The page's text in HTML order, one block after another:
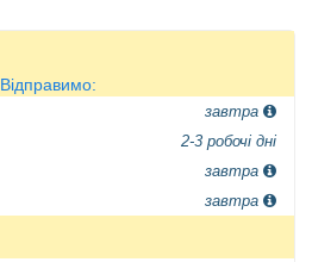
Відправимо:
завтра
2-3 робочі дні
завтра
завтра